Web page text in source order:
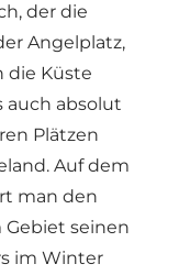
der die
Angelplatz,
die Küste
auch absolut
Plätzen
Auf dem
man den
Gebiet seinen
im Winter